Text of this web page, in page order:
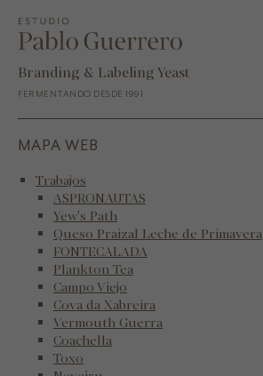
Branding & Labeling Yeast
FERMENTANDO DESDE 1991
MAPA WEB
Trabajos
ASPRONAUTAS
Yew's Path
Queso Praizal Leche de Primavera
FONTECALADA
Plankton Tea
Campo Viejo
Cova da Xabreira
Vermouth Guerra
Coachella
Toxo